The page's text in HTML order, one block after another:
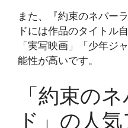
また、『約束のネバー
ドには作品のタイトル
「実写映画」「少年ジ
能性が高いです。
「約束の
ド」の人